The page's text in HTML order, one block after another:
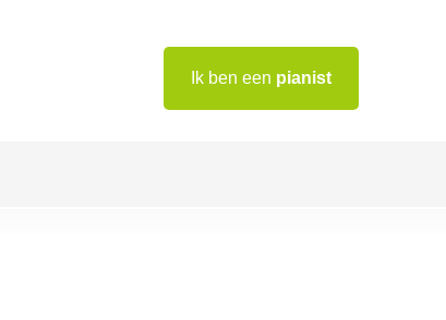
Ik ben een pianist